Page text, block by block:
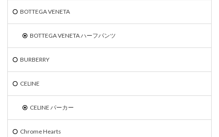
BOTTEGA VENETA
BOTTEGA VENETA ハーフパンツ
BURBERRY
CELINE
CELINE パーカー
Chrome Hearts